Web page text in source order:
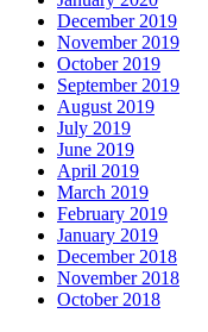
December 2019
November 2019
October 2019
September 2019
August 2019
July 2019
June 2019
April 2019
March 2019
February 2019
January 2019
December 2018
November 2018
October 2018